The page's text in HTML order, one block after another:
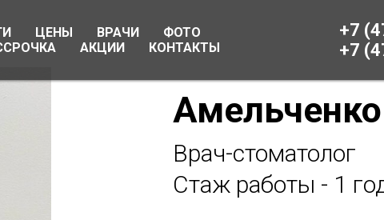
ЦЕНЫ ВРАЧИ
ФОТО
АКЦИИ КОНТАКТЫ
+7
+7
Врач-стоматолог
Стаж работы - 1